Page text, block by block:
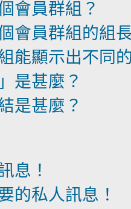
會員群組？
會員群組的組
能顯示出不同
是甚麼？
是甚麼？
息！
的私人訊息！